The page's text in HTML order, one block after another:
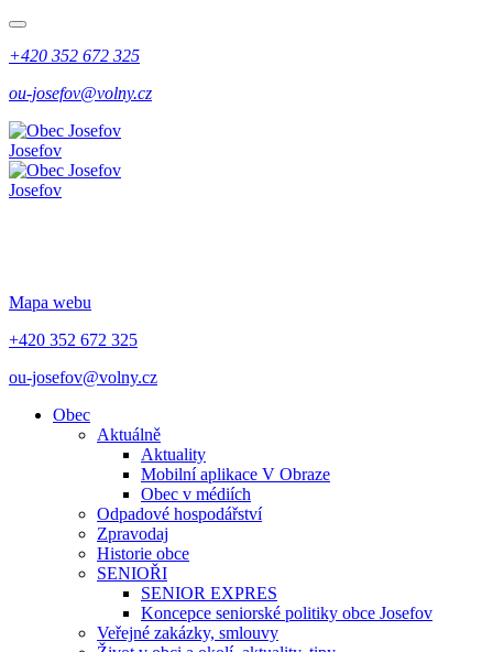
+420 352 672 325
ou-josefov@volny.cz
Josefov
Josefov
Mapa webu
+420 352 672 325
ou-josefov@volny.cz
Obec
Aktuálně
Aktuality
Mobilní aplikace V Obraze
Obec v médiích
Odpadové hospodářství
Zpravodaj
Historie obce
SENIOŘI
SENIOR EXPRES
Koncepce seniorské politiky obce Josefov
Veřejné zakázky, smlouvy